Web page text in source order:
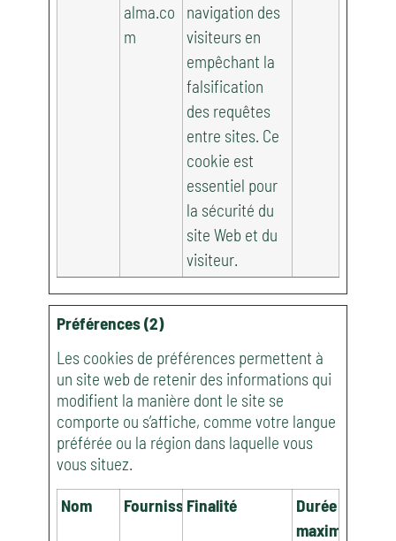
alma.co
m
navigation des
visiteurs en
empêchant la
falsification
des requêtes
entre sites. Ce
cookie est
essentiel pour
la sécurité du
site Web et du
visiteur.
Préférences (2)
Les cookies de préférences permettent à
un site web de retenir des informations qui
modifient la manière dont le site se
comporte ou s’affiche, comme votre langue
préférée ou la région dans laquelle vous
vous situez.
Nom FournisseurFinalité
Durée
maximale